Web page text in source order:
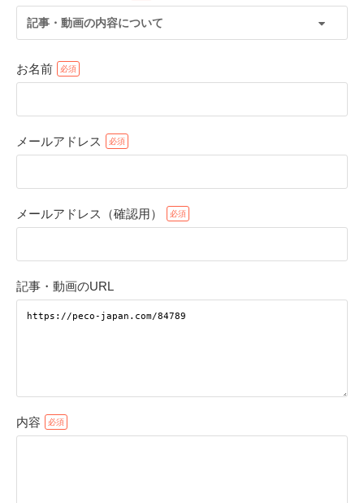
記事・動画の内容について
お名前
メールアドレス
メールアドレス（確認用）
記事・動画のURL
内容
アプリで開く